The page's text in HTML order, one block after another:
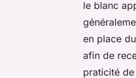
le blanc
en place
afin de
praticité